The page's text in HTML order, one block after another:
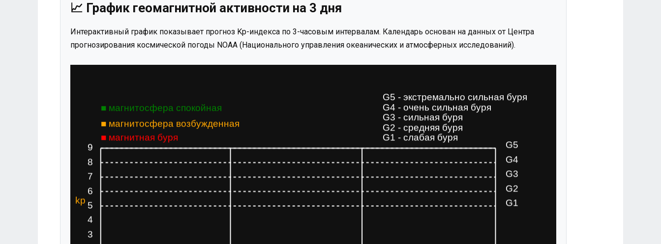
📈 График геомагнитной активности на 3 дня
Интерактивный график показывает прогноз Kp-индекса по 3-часовым интервалам. Календарь основан на данных от Центра
прогнозирования космической погоды NOAA (Национального управления океанических и атмосферных исследований).